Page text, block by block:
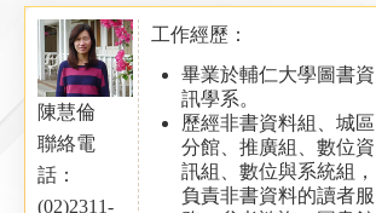
陳慧倫
聯絡電
話：
(02)2311-
工作經歷：
畢業於輔仁大學圖書資
訊學系。
歷經非書資料組、城區
分館、推廣組、數位資
訊組、數位與系統組，
負責非書資料的讀者服